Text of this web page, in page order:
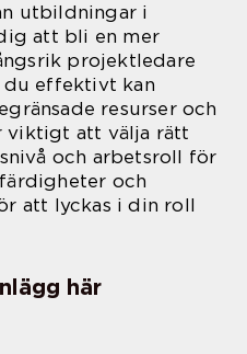
utbildningar i
att bli en mer
projektledare
effektivt kan
resurser och
viktigt att välja rätt
och arbetsroll för
och
att lyckas i din roll
här